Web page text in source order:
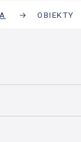
→ OBIEKTY